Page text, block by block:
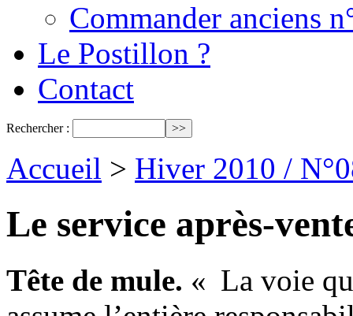
Commander anciens
Le Postillon ?
Contact
Rechercher :
Accueil > Hiver 2010 /
Le service après-
Tête de mule. « La voie